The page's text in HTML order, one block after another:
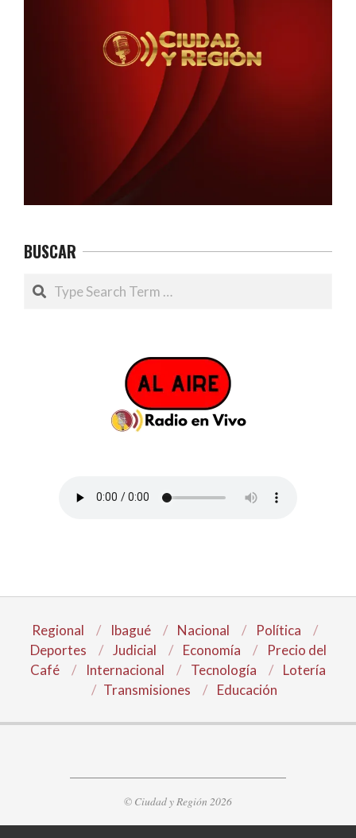
BUSCAR
Search
Regional Ibagué Nacional
Política
Deportes
Judicial Economía
Precio del
Café
Internacional Tecnología
Lotería
Transmisiones
Educación
© Ciudad y Región 2026